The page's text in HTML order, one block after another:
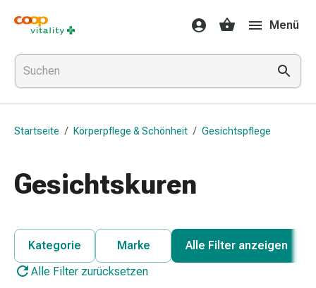
Medikamente
&
Gesundheit
Grippe
&
Erkältung
Grippe-
Erkältung
Medikamente
Bronchitis
Inhalationsgeräte
Menü
Startseite / Körperpflege & Schönheit / Gesichtspflege
Gesichtskuren
Kategorie Marke
Alle Filter anzeigen
Alle Filter zurücksetzen